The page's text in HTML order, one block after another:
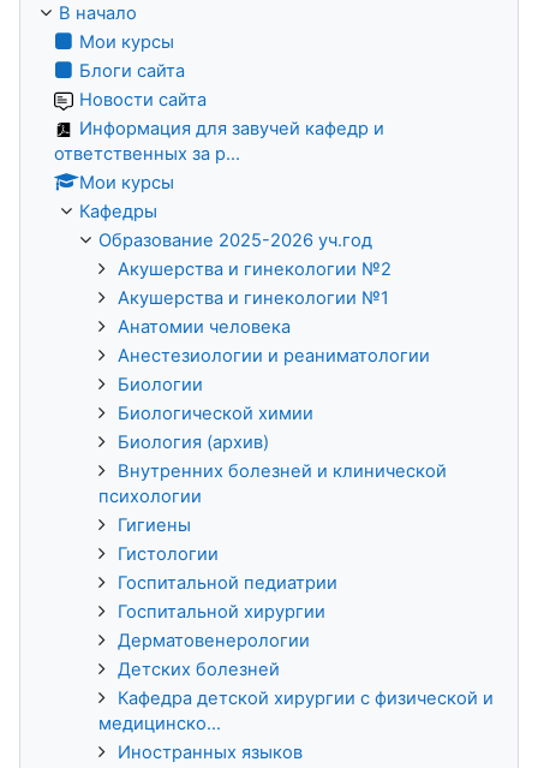
В начало
Мои курсы
Блоги сайта
Новости сайта
Информация для завучей кафедр и
ответственных за р...
Мои курсы
Кафедры
Образование 2025-2026 уч.год
Акушерства и гинекологии №2
Акушерства и гинекологии №1
Анатомии человека
Анестезиологии и реаниматологии
Биологии
Биологической химии
Биология (архив)
Внутренних болезней и клинической
психологии
Гигиены
Гистологии
Госпитальной педиатрии
Госпитальной хирургии
Дерматовенерологии
Детских болезней
Кафедра детской хирургии с физической и
медицинско...
Иностранных языков